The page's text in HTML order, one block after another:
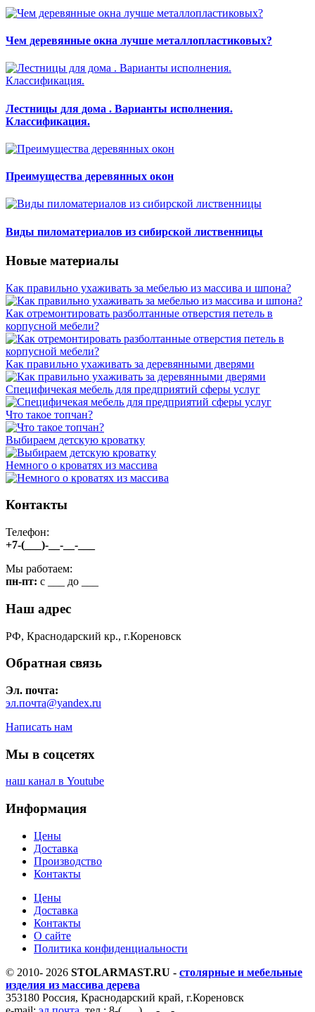
Чем деревянные окна лучше металлопластиковых?
Лестницы для дома . Варианты исполнения.
Классификация.
Преимущества деревянных окон
Виды пиломатериалов из сибирской лиственницы
Новые материалы
Как правильно ухаживать за мебелью из массива и шпона?
Как отремонтировать разболтанные отверстия петель в
корпусной мебели?
Как правильно ухаживать за деревянными дверями
Специфичекая мебель для предприятий сферы услуг
Что такое топчан?
Выбираем детскую кроватку
Немного о кроватях из массива
Контакты
Телефон:
+7-(___)-__-__-___
Мы работаем:
пн-пт: c ___ до ___
Наш адрес
РФ, Краснодарский кр., г.Кореновск
Обратная связь
Эл. почта:
эл.почта@yandex.ru
Написать нам
Мы в соцсетях
наш канал в Youtube
Информация
Цены
Доставка
Производство
Контакты
Цены
Доставка
Контакты
О сайте
Политика конфиденциальности
© 2010- 2026 STOLARMAST.RU - столярные и мебельные
изделия из массива дерева
353180 Россия, Краснодарский край, г.Кореновск